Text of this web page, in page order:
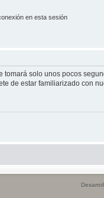
en esta sesión
tomará solo unos pocos
de estar familiarizado con